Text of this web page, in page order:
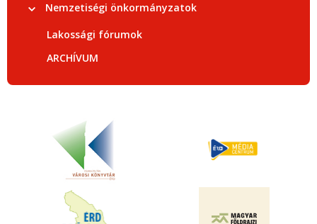
Nemzetiségi önkormányzatok
Lakossági fórumok
ARCHÍVUM